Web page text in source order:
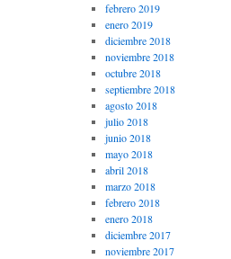
febrero 2019
enero 2019
diciembre 2018
noviembre 2018
octubre 2018
septiembre 2018
agosto 2018
julio 2018
junio 2018
mayo 2018
abril 2018
marzo 2018
febrero 2018
enero 2018
diciembre 2017
noviembre 2017